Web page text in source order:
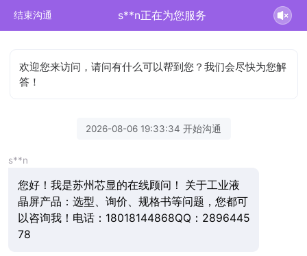
结束沟通 s**n正在为您服务
欢迎您来访问，请问有什么可以帮到您？我们会尽快为您解
答！
2026-08-06 19:33:34 开始沟通
s**n
您好！我是苏州芯显的在线顾问！ 关于工业液
晶屏产品：选型、询价、规格书等问题，您都可
以咨询我！电话：18018144868QQ：2896445
78